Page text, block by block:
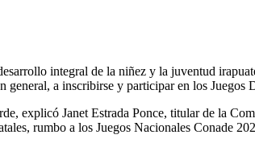
integral de la niñez y la juventud
a inscribirse y participar en los
explicó Janet Estrada Ponce, titular de la
rumbo a los Juegos Nacionales Conade